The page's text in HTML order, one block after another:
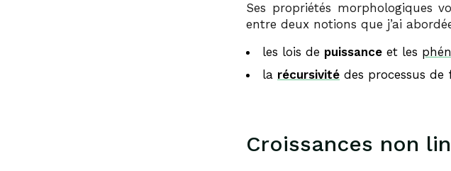
Ses propriétés morphologiques
entre deux notions que j’ai
les lois de puissance et les
la récursivité des processus de
Croissances non